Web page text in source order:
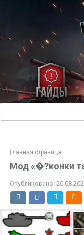
Главная страница
Мод «�?конки
Опубликовано: